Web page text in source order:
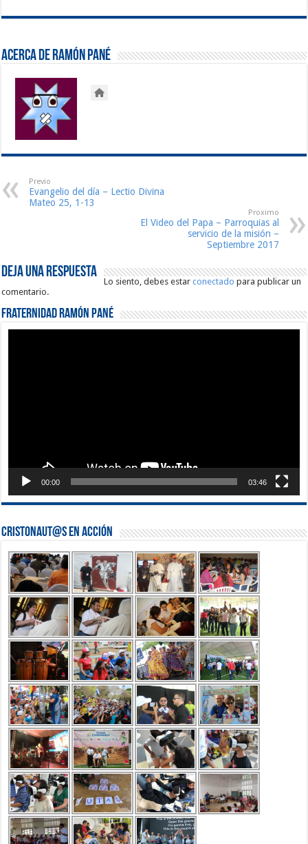
Acerca de Ramón Pané
Previo
Evangelio del día – Lectio Divina
Mateo 25, 1-13
Proximo
El Video del Papa – Parroquias al
servicio de la misión –
Septiembre 2017
Deja una respuesta
Lo siento, debes estarconectado para publicar un
comentario.
Fraternidad Ramón Pané
00:00 03:46
Cristonaut@s en Acción